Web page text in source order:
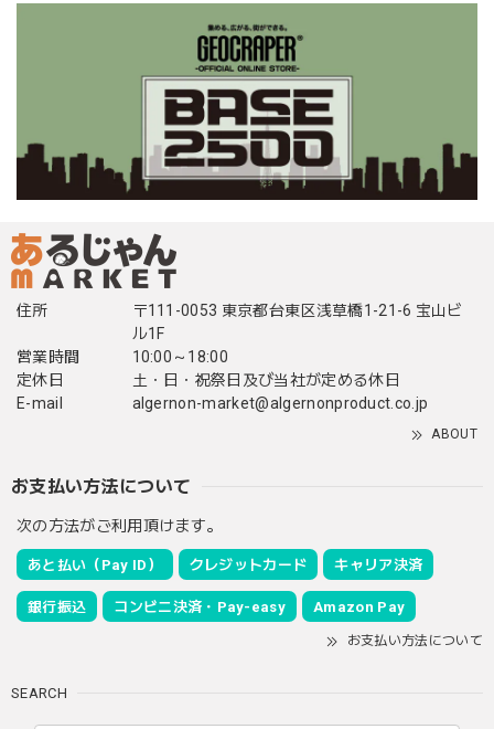
住所
〒111-0053 東京都台東区浅草橋1-21-6 宝山ビ
ル1F
営業時間
10:00～18:00
定休日
土・日・祝祭日及び当社が定める休日
E-mail
algernon-market@algernonproduct.co.jp
ABOUT
お支払い方法について
次の方法がご利用頂けます。
あと払い（Pay ID） クレジットカード キャリア決済
銀行振込 コンビニ決済・Pay-easy Amazon Pay
お支払い方法について
SEARCH